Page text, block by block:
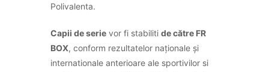
Polivalenta.
Capii de serie vor fi stabiliti de către FR
BOX, conform rezultatelor naționale și
internationale anterioare ale sportivilor si